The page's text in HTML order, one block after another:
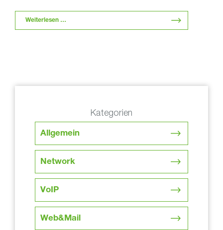
Weiterlesen …
Kategorien
Allgemein
Network
VoIP
Web&Mail